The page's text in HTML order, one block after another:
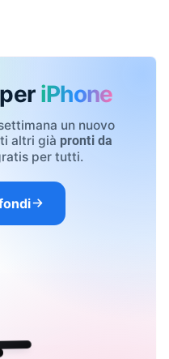
iPhone
un nuovo
altri già pronti da
per tutti.